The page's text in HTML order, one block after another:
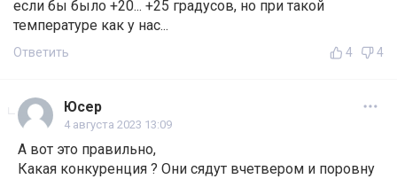
если бы было +20... +25 градусов, но при такой
температуре как у нас...
Ответить 4 4
Юсер
4 августа 2023 13:09
А вот это правильно,
Какая конкуренция ? Они сядут вчетвером и поровну